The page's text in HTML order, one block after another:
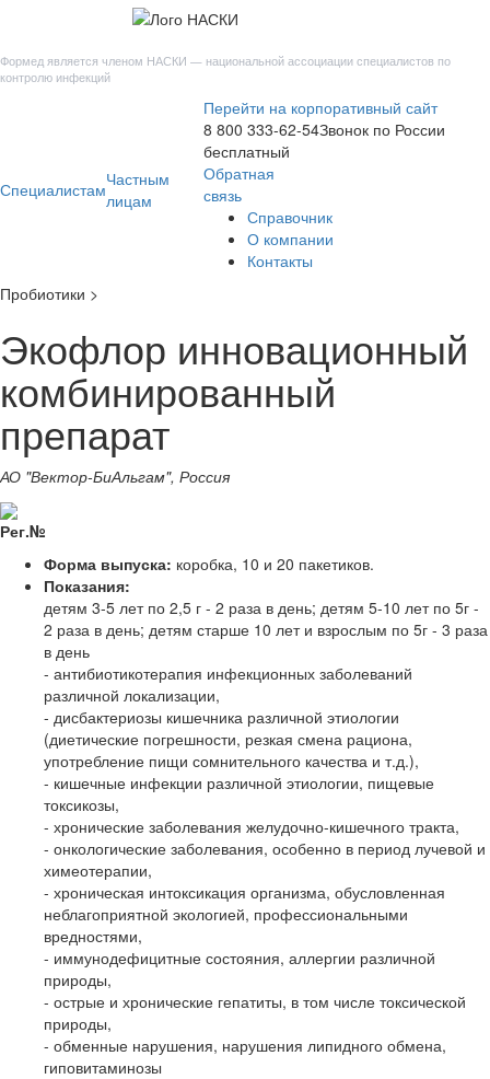
Формед является членом НАСКИ — национальной ассоциации специалистов по
контролю инфекций
СпециалистамЧастным
лицам
Перейти на корпоративный сайт
8 800 333-62-54Звонок по России
бесплатный
Обратная
связь
Справочник
О компании
Контакты
Пробиотики >
Экофлор инновационный
комбинированный
препарат
АО "Вектор-БиАльгам", Россия
Рег.№
Форма выпуска: коробка, 10 и 20 пакетиков.
Показания:
детям 3-5 лет по 2,5 г - 2 раза в день; детям 5-10 лет по 5г -
2 раза в день; детям старше 10 лет и взрослым по 5г - 3 раза
в день
- антибиотикотерапия инфекционных заболеваний
различной локализации,
- дисбактериозы кишечника различной этиологии
(диетические погрешности, резкая смена рациона,
употребление пищи сомнительного качества и т.д.),
- кишечные инфекции различной этиологии, пищевые
токсикозы,
- хронические заболевания желудочно-кишечного тракта,
- онкологические заболевания, особенно в период лучевой и
химеотерапии,
- хроническая интоксикация организма, обусловленная
неблагоприятной экологией, профессиональными
вредностями,
- иммунодефицитные состояния, аллергии различной
природы,
- острые и хронические гепатиты, в том числе токсической
природы,
- обменные нарушения, нарушения липидного обмена,
гиповитаминозы